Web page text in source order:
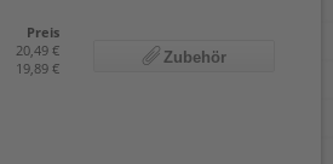
Preis
20,49 €
19,89 €
Zubehör